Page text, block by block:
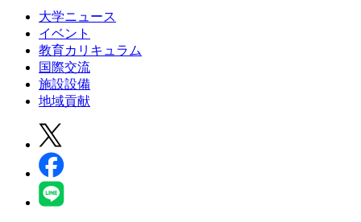
大学ニュース
イベント
教育カリキュラム
国際交流
施設設備
地域貢献